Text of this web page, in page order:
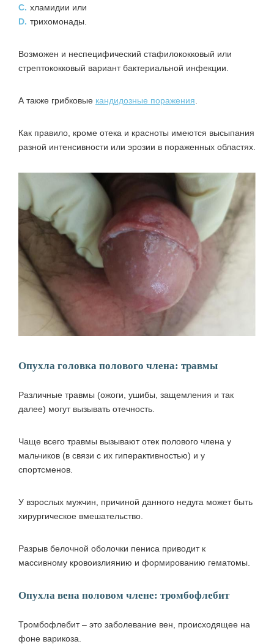
C. хламидии или
D. трихомонады.
Возможен и неспецифический стафилококковый или
стрептококковый вариант бактериальной инфекции.
А также грибковые кандидозные поражения
Как правило, кроме отека и красноты имеются высыпания
разной интенсивности или эрозии в пораженных областях.
Опухла головка полового члена: травмы
Различные травмы (ожоги, ушибы, защемления и так
далее) могут вызывать отечность.
Чаще всего травмы вызывают отек полового члена у
мальчиков (в связи с их гиперактивностью) и у
спортсменов.
У взрослых мужчин, причиной данного недуга может быть
хирургическое вмешательство.
Разрыв белочной оболочки пениса приводит к
массивному кровоизлиянию и формированию гематомы.
Опухла вена половом члене: тромбофлебит
Тромбофлебит – это заболевание вен, происходящее на
фоне варикоза.